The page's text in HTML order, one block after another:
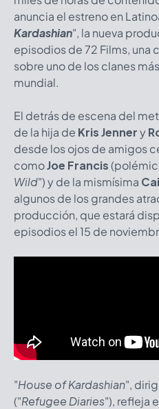
anuncia el estreno en
Kardashian", la nueva
episodios de 72 Films, una
sobre uno de los clanes
mundial.
El detrás de escena del
de la hija de Kris Jennery
desde los ojos de amigos
comoJoe Francis
Wild") y de la mismísima
algunos de los grandes
producción, que estará
episodios el 15 de
"House of Kardashian",
("Refugee Diaries"), refleja